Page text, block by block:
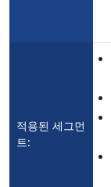
적용된 세그먼
트: